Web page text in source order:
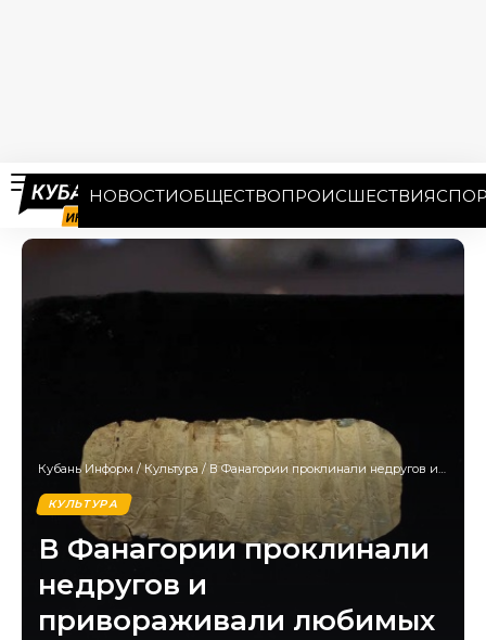
НОВОСТИОБЩЕСТВОПРОИСШЕСТВИЯ
Кубань Информ /Культура / В Фанагории проклинали недругов и привораживали любимых
КУЛЬТУРА
В Фанагории проклинали
недругов и
привораживали любимых